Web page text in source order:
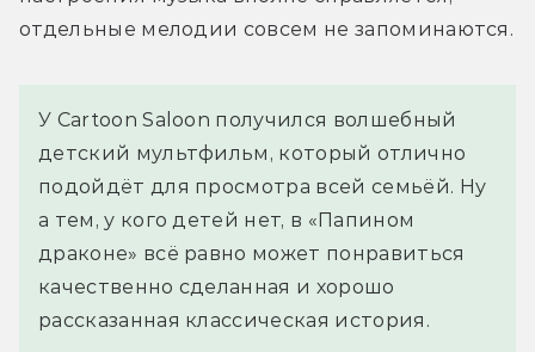
отдельные мелодии совсем не запоминаются.
У Cartoon Saloon получился волшебный
детский мультфильм, который отлично
подойдёт для просмотра всей семьёй. Ну
а тем, у кого детей нет, в «Папином
драконе» всё равно может понравиться
качественно сделанная и хорошо
рассказанная классическая история.